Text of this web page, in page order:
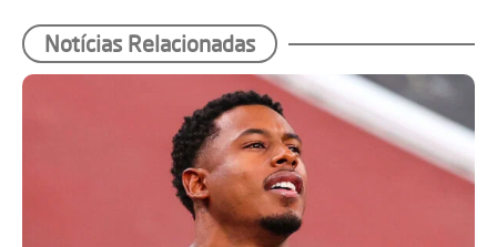
Notícias Relacionadas